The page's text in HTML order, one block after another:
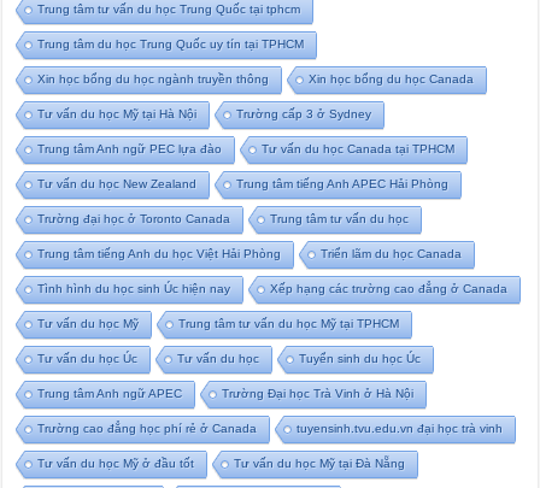
Trung tâm tư vấn du học Trung Quốc tại tphcm
Trung tâm du học Trung Quốc uy tín tại TPHCM
Xin học bổng du học ngành truyền thông Xin học bổng du học Canada
Tư vấn du học Mỹ tại Hà Nội Trường cấp 3 ở Sydney
Trung tâm Anh ngữ PEC lựa đào Tư vấn du học Canada tại TPHCM
Tư vấn du học New Zealand Trung tâm tiếng Anh APEC Hải Phòng
Trường đại học ở Toronto Canada Trung tâm tư vấn du học
Trung tâm tiếng Anh du học Việt Hải Phòng Triển lãm du học Canada
Tình hình du học sinh Úc hiện nay Xếp hạng các trường cao đẳng ở Canada
Tư vấn du học Mỹ Trung tâm tư vấn du học Mỹ tại TPHCM
Tư vấn du học Úc Tư vấn du học Tuyển sinh du học Úc
Trung tâm Anh ngữ APEC Trường Đại học Trà Vinh ở Hà Nội
Trường cao đẳng học phí rẻ ở Canada tuyensinh.tvu.edu.vn đại học trà vinh
Tư vấn du học Mỹ ở đầu tốt Tư vấn du học Mỹ tại Đà Nẵng